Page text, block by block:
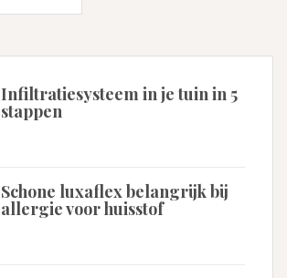
Infiltratiesysteem in je tuin in 5
stappen
Schone luxaflex belangrijk bij
allergie voor huisstof